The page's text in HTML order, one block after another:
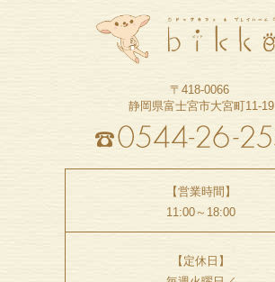
〒418-0066
静岡県富士宮市大宮町11-19
【営業時間】
11:00～18:00
【定休日】